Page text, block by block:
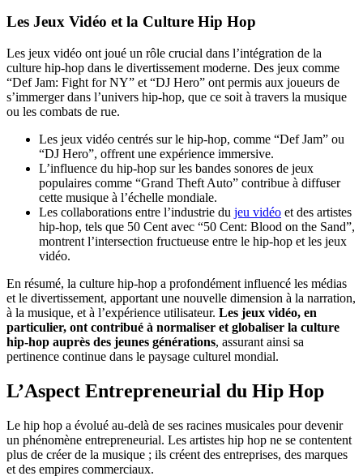
Les Jeux Vidéo et la Culture Hip Hop
Les jeux vidéo ont joué un rôle crucial dans l’intégration de la
culture hip-hop dans le divertissement moderne. Des jeux comme
“Def Jam: Fight for NY” et “DJ Hero” ont permis aux joueurs de
s’immerger dans l’univers hip-hop, que ce soit à travers la musique
ou les combats de rue.
Les jeux vidéo centrés sur le hip-hop, comme “Def Jam” ou
“DJ Hero”, offrent une expérience immersive.
L’influence du hip-hop sur les bandes sonores de jeux
populaires comme “Grand Theft Auto” contribue à diffuser
cette musique à l’échelle mondiale.
Les collaborations entre l’industrie du jeu vidéo et des artistes
hip-hop, tels que 50 Cent avec “50 Cent: Blood on the Sand”,
montrent l’intersection fructueuse entre le hip-hop et les jeux
vidéo.
En résumé, la culture hip-hop a profondément influencé les médias
et le divertissement, apportant une nouvelle dimension à la narration,
à la musique, et à l’expérience utilisateur. Les jeux vidéo, en
particulier, ont contribué à normaliser et globaliser la culture
hip-hop auprès des jeunes générations, assurant ainsi sa
pertinence continue dans le paysage culturel mondial.
L’Aspect Entrepreneurial du Hip Hop
Le hip hop a évolué au-delà de ses racines musicales pour devenir
un phénomène entrepreneurial. Les artistes hip hop ne se contentent
plus de créer de la musique ; ils créent des entreprises, des marques
et des empires commerciaux.